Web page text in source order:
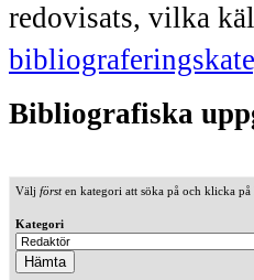
redovisats, vilka
Bibliografiska
Välj försten kategori att söka på och klicka på
Kategori